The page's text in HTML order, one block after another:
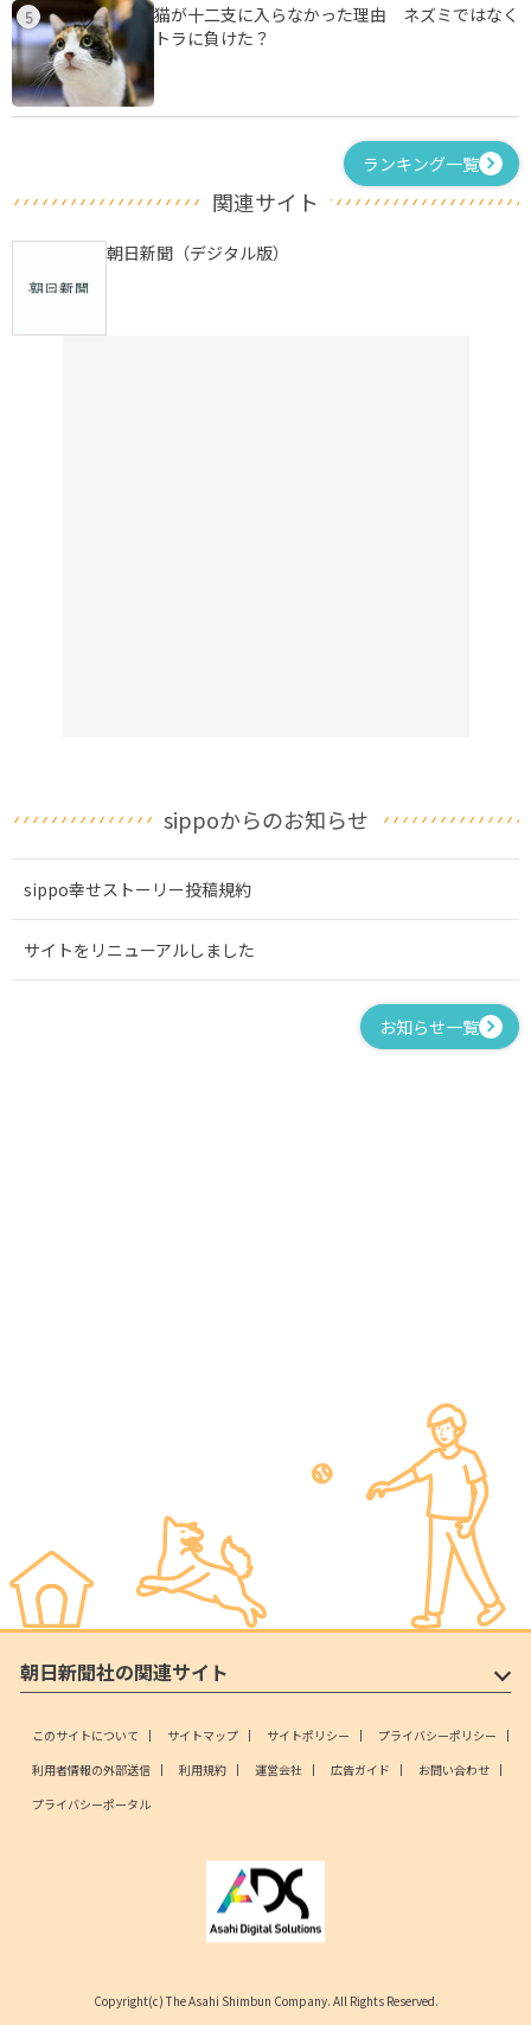
5
猫が十二支に入らなかった理由 ネズミではなく
トラに負けた？
ランキング一覧
関連サイト
朝日新聞（デジタル版）
sippoからのお知らせ
sippo幸せストーリー投稿規約
サイトをリニューアルしました
お知らせ一覧
朝日新聞社の関連サイト
このサイトについて サイトマップ サイトポリシー
プライバシーポリシー
利用者情報の外部送信
利用規約 運営会社 広告ガイド
お問い合わせ
プライバシーポータル
Copyright(c) The Asahi Shimbun Company. All Rights Reserved.